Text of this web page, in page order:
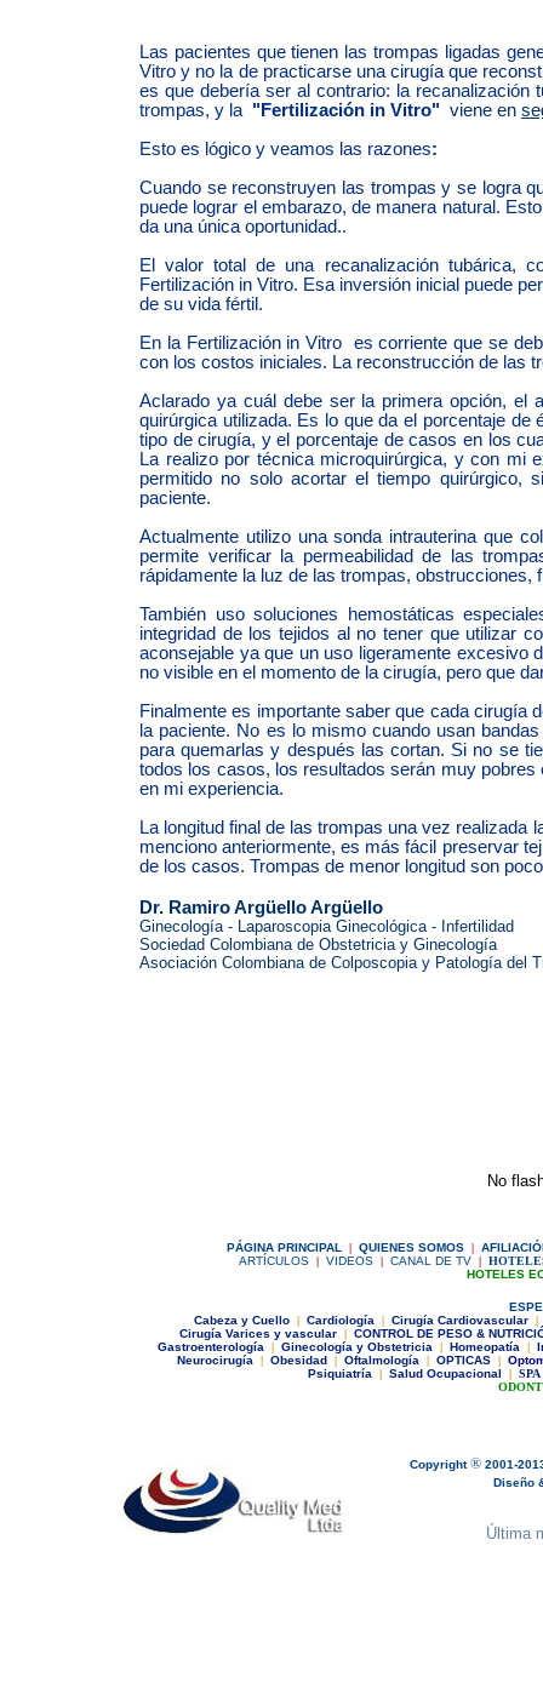
Las pacientes que tienen las trompas ligadas
Vitro y no la de practicarse una cirugía que
es que debería ser al contrario: la recanalización
trompas, y la "Fertilización in Vitro" viene en
Esto es lógico y veamos las razones:
Cuando se reconstruyen las trompas y se logra
puede lograr el embarazo, de manera natural.
da una única oportunidad..
El valor total de una recanalización tubárica,
Fertilización in Vitro. Esa inversión inicial puede
de su vida fértil.
En la Fertilización in Vitro es corriente que se
con los costos iniciales. La reconstrucción de las
Aclarado ya cuál debe ser la primera opción, el
quirúrgica utilizada. Es lo que da el porcentaje
tipo de cirugía, y el porcentaje de casos en los
La realizo por técnica microquirúrgica, y con mi
permitido no solo acortar el tiempo quirúrgico,
paciente.
Actualmente utilizo una sonda intrauterina que
permite verificar la permeabilidad de las
rápidamente la luz de las trompas, obstrucciones,
También uso soluciones hemostáticas
integridad de los tejidos al no tener que utilizar
aconsejable ya que un uso ligeramente excesivo
no visible en el momento de la cirugía, pero que
Finalmente es importante saber que cada cirugía
la paciente. No es lo mismo cuando usan
para quemarlas y después las cortan. Si no se
todos los casos, los resultados serán muy
en mi experiencia.
La longitud final de las trompas una vez
menciono anteriormente, es más fácil preservar
de los casos. Trompas de menor longitud son
Dr. Ramiro Argüello Argüello
Ginecología - Laparoscopia Ginecológica - Infertilidad
Sociedad Colombiana de Obstetricia y Ginecología
Asociación Colombiana de Colposcopia y Patología del
No
PÁGINA PRINCIPAL | QUIENES SOMOS | A
ARTÍCULOS | VIDEOS | CANAL DE TV |
HOTELES
Cabeza y Cuello | Cardiología | Cirugía Cardiovascular |
Cirugía Varices y vascular | CONTROL DE PESO &
Gastroenterología
| Ginecología y Obstetricia | Homeopatía |
Neurocirugía
| Obesidad | Oftalmología | OPTICAS |
Psiquiatría
| Salud Ocupacional | SPA
Copyright® 2001-
Diseño &
Última